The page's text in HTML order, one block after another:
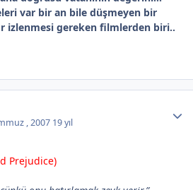
var bir an bile düşmeyen bir
izlenmesi gereken filmlerden biri..
, 2007 19 yıl
Prejudice)